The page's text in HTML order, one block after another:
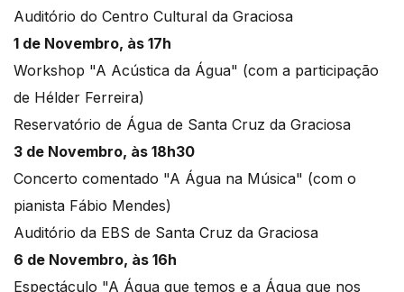
Auditório do Centro Cultural da Graciosa
1 de Novembro, às 17h
Workshop "A Acústica da Água" (com a participação
de Hélder Ferreira)
Reservatório de Água de Santa Cruz da Graciosa
3 de Novembro, às 18h30
Concerto comentado "A Água na Música" (com o
pianista Fábio Mendes)
Auditório da EBS de Santa Cruz da Graciosa
6 de Novembro, às 16h
Espectáculo "A Água que temos e a Água que nos